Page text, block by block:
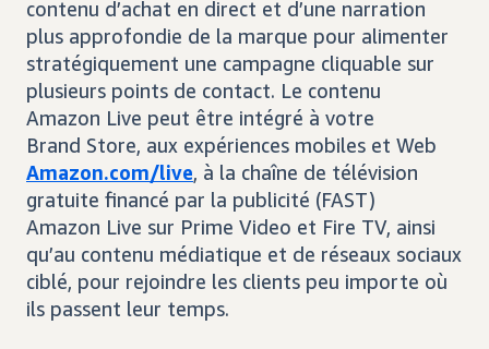
contenu d’achat en direct et d’une narration
plus approfondie de la marque pour alimenter
stratégiquement une campagne cliquable sur
plusieurs points de contact. Le contenu
Amazon Live peut être intégré à votre
Brand Store, aux expériences mobiles et Web
Amazon.com/live, à la chaîne de télévision
gratuite financé par la publicité (FAST)
Amazon Live sur Prime Video et Fire TV, ainsi
qu’au contenu médiatique et de réseaux sociaux
ciblé, pour rejoindre les clients peu importe où
ils passent leur temps.